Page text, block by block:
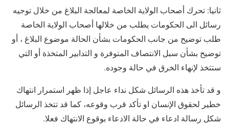
ثانيا: تحرك أصحاب الولاية الخاصة لمعالجة البلاغ من خلال توجيه
رسائل الى الحكومات يطلب من خلالها أصحاب الولاية الخاصة
طلب توضيح من جانب الحكومات بشأن الحالة موضوع البلاغ ، أو
توضيح بشأن سبل الانتصاف المتوفرة و التدابير المتخذة أو التي
ستتخذ لإنهاء الخرق في حالة وجوده.
و قد تأخذ هذه الرسائل شكل نداء عاجل إذا ظهر استمرار انتهاك
خطير لحقوق الإنسان او تأكد قرب وقوعه، كما قد تتخذ الرسائل
شكل رسالة ادعاء في حالة الادعاء بوقوع الانتهاك فعلا.